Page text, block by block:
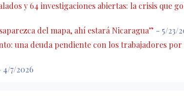
y 64 investigaciones abiertas: la crisis que
del mapa, ahí estará Nicaragua” - 5/23/
una deuda pendiente con los trabajadores por
4/7/2026